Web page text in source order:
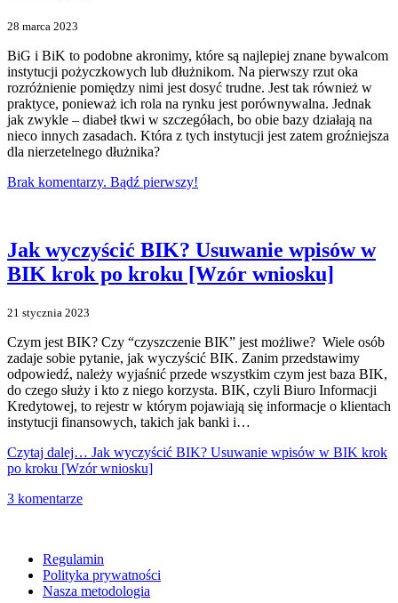
28 marca 2023
BiG i BiK to podobne akronimy, które są najlepiej znane bywalcom
instytucji pożyczkowych lub dłużnikom. Na pierwszy rzut oka
rozróżnienie pomiędzy nimi jest dosyć trudne. Jest tak również w
praktyce, ponieważ ich rola na rynku jest porównywalna. Jednak
jak zwykle – diabeł tkwi w szczegółach, bo obie bazy działają na
nieco innych zasadach. Która z tych instytucji jest zatem groźniejsza
dla nierzetelnego dłużnika?
Brak komentarzy. Bądź pierwszy!
Jak wyczyścić BIK? Usuwanie wpisów w
BIK krok po kroku [Wzór wniosku]
21 stycznia 2023
Czym jest BIK? Czy “czyszczenie BIK” jest możliwe? Wiele osób
zadaje sobie pytanie, jak wyczyścić BIK. Zanim przedstawimy
odpowiedź, należy wyjaśnić przede wszystkim czym jest baza BIK,
do czego służy i kto z niego korzysta. BIK, czyli Biuro Informacji
Kredytowej, to rejestr w którym pojawiają się informacje o klientach
instytucji finansowych, takich jak banki i…
Czytaj dalej… Jak wyczyścić BIK? Usuwanie wpisów w BIK krok
po kroku [Wzór wniosku]
3 komentarze
Regulamin
Polityka prywatności
Nasza metodologia